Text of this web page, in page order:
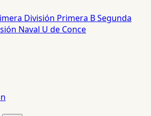
División Primera BSegunda
Naval U de Conce